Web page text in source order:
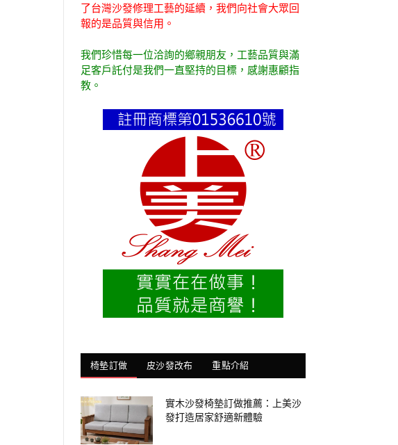
了台灣沙發修理工藝的延續，我們向社會大眾回
報的是品質與信用。
我們珍惜每一位洽詢的鄉親朋友，工藝品質與滿
足客戶託付是我們一直堅持的目標，感謝惠顧指
教。
椅墊訂做 皮沙發改布 重點介紹
實木沙發椅墊訂做推薦：上美沙
發打造居家舒適新體驗